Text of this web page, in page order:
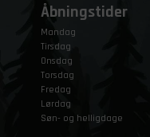
Åbningstider
Mandag
Tirsdag
Onsdag
Torsdag
Fredag
Lørdag
Søn- og helligdage